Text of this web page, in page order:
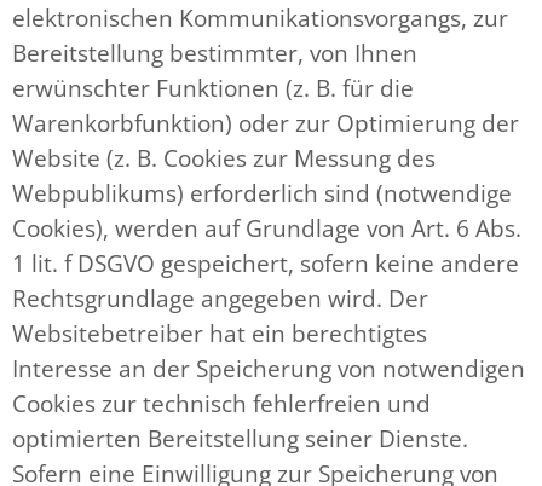
elektronischen Kommunikationsvorgangs, zur
Bereitstellung bestimmter, von Ihnen
erwünschter Funktionen (z. B. für die
Warenkorbfunktion) oder zur Optimierung der
Website (z. B. Cookies zur Messung des
Webpublikums) erforderlich sind (notwendige
Cookies), werden auf Grundlage von Art. 6 Abs.
1 lit. f DSGVO gespeichert, sofern keine andere
Rechtsgrundlage angegeben wird. Der
Websitebetreiber hat ein berechtigtes
Interesse an der Speicherung von notwendigen
Cookies zur technisch fehlerfreien und
optimierten Bereitstellung seiner Dienste.
Sofern eine Einwilligung zur Speicherung von